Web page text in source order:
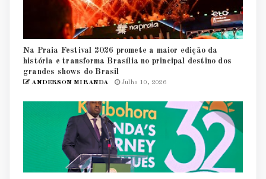
Na Praia Festival 2026 promete a maior edição da
história e transforma Brasília no principal destino dos
grandes shows do Brasil
ANDERSON MIRANDA Julho 10, 2026